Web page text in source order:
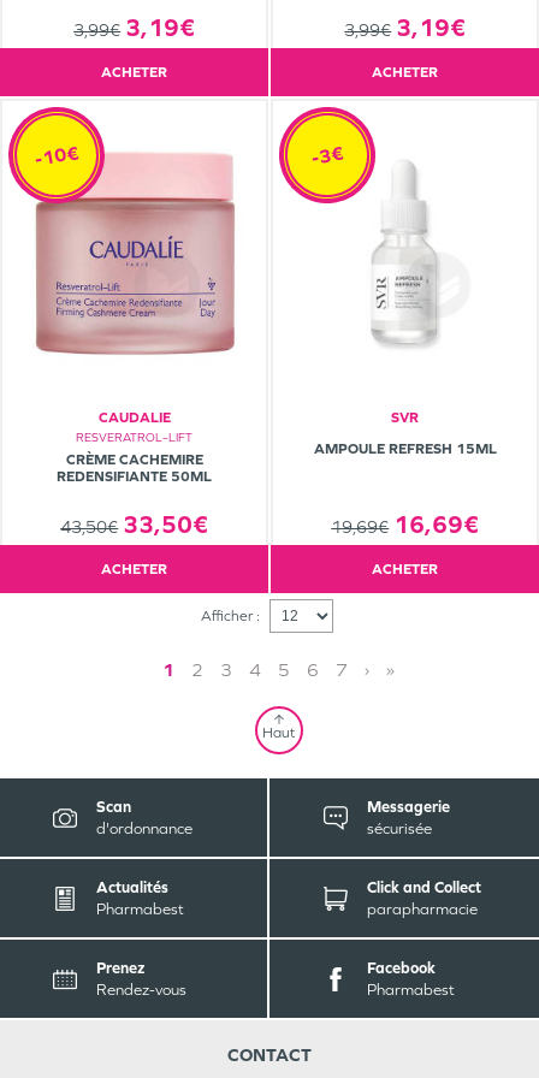
3,99€ 3,19€
ACHETER
3,99€ 3,19€
ACHETER
CAUDALIE
RESVERATROL–LIFT
CRÈME CACHEMIRE
REDENSIFIANTE 50ML
43,50€ 33,50€
-10€
ACHETER
SVR
AMPOULE REFRESH 15ML
19,69€ 16,69€
-3€
ACHETER
Afficher :
1 2 3 4 5 6 7 › »
Haut
Scan
d'ordonnance
Messagerie
sécurisée
Actualités
Pharmabest
Click and Collect
parapharmacie
Prenez
Rendez-vous
Facebook
Pharmabest
CONTACT